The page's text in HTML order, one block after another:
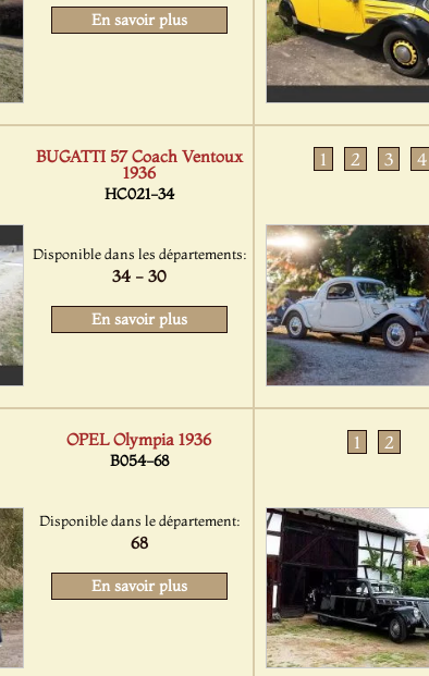
En savoir plus
BUGATTI 57 Coach Ventoux
1936
HC021-34
Disponible dans les départements:
34 - 30
En savoir plus
1 2 3 4
OPEL Olympia 1936
B054-68
Disponible dans le département:
68
En savoir plus
1 2